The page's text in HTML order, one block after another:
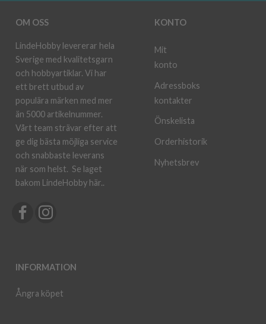
OM OSS
LindeHobby levererar hela
Sverige med kvalitetsgarn
och hobbyartiklar. Vi har
ett brett utbud av
populära märken med mer
än 5000 artikelnummer.
Vårt team strävar efter att
ge dig bästa möjliga service
och snabbaste leverans
när som helst. Se laget
bakom LindeHobby här..
INFORMATION
Ångra köpet
KONTO
Mit
konto
Adressboks
kontakter
Önskelista
Orderhistorik
Nyhetsbrev